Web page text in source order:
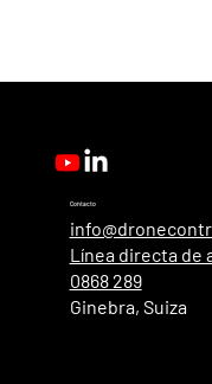
Contacto
Línea directa de
0868 289
Ginebra, Suiza